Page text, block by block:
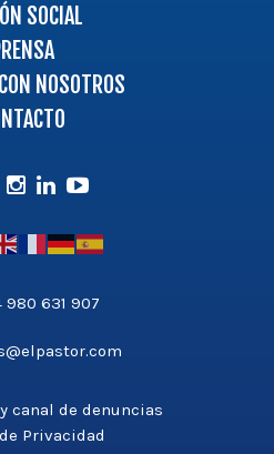
SOCIAL
NOSOTROS
Instagram
LinkedinYoutube
980 631 907
canal de denuncias
Privacidad